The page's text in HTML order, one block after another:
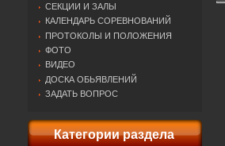
СЕКЦИИ И ЗАЛЫ
КАЛЕНДАРЬ СОРЕВНОВАНИЙ
ПРОТОКОЛЫ И ПОЛОЖЕНИЯ
ФОТО
ВИДЕО
ДОСКА ОБЬЯВЛЕНИЙ
ЗАДАТЬ ВОПРОС
Категории раздела